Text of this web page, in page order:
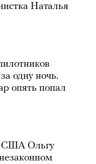
Наталья
одну ночь.
опять попал
США Ольгу